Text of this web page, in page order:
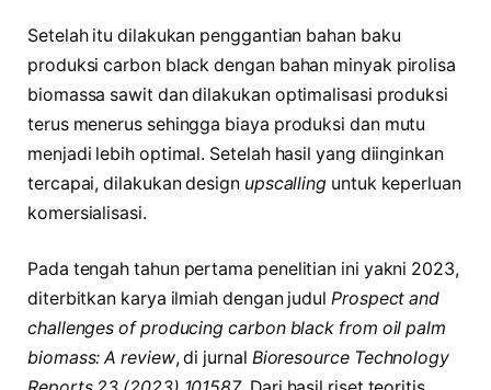
Setelah itu dilakukan penggantian bahan baku
produksi carbon black dengan bahan minyak pirolisa
biomassa sawit dan dilakukan optimalisasi produksi
terus menerus sehingga biaya produksi dan mutu
menjadi lebih optimal. Setelah hasil yang diinginkan
tercapai, dilakukan design upscalling untuk keperluan
komersialisasi.
Pada tengah tahun pertama penelitian ini yakni 2023,
diterbitkan karya ilmiah dengan judul Prospect and
challenges of producing carbon black from oil palm
biomass: A review, di jurnal Bioresource Technology